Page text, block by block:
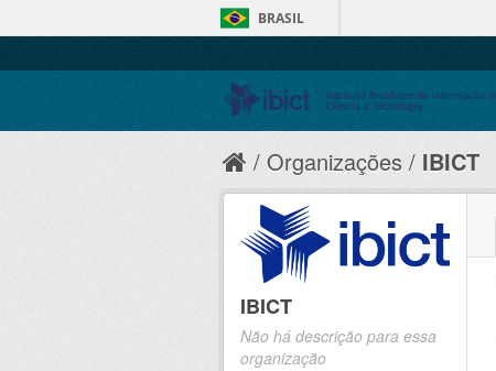
BRASIL
Organizações IBICT
IBICT
Não há descrição para essa
organização